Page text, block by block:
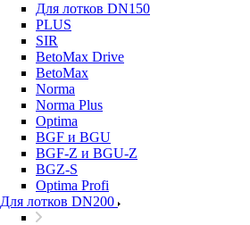
Для лотков DN150
PLUS
SIR
BetoMax Drive
BetoMax
Norma
Norma Plus
Optima
BGF и BGU
BGF-Z и BGU-Z
BGZ-S
Optima Profi
Для лотков DN200